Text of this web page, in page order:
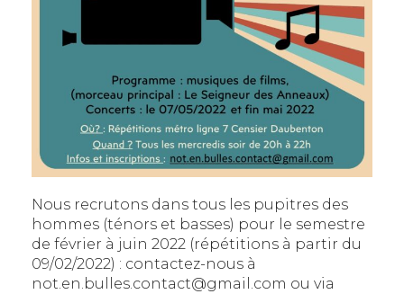
Nous recrutons dans tous les pupitres des
hommes (ténors et basses) pour le semestre
de février à juin 2022 (répétitions à partir du
09/02/2022) : contactez-nous à
not.en.bulles.contact@gmail.com ou via